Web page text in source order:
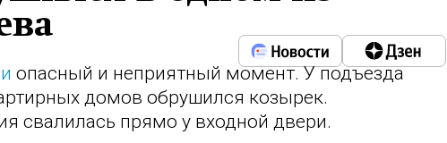
опасный и неприятный момент. У подъезда
домов обрушился козырек.
свалилась прямо у входной двери.